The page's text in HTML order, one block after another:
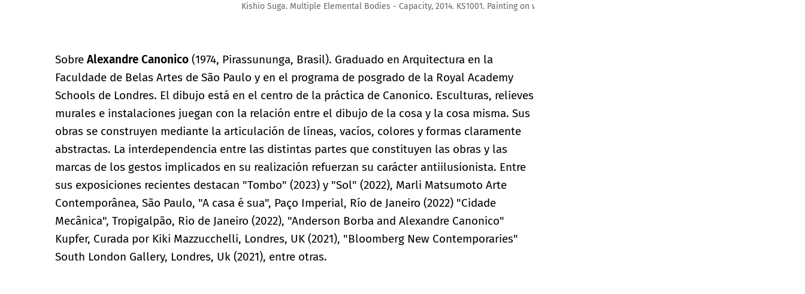
Kishio Suga. Multiple Elemental Bodies - Capacity, 2014. KS1001. Painting on wood. 58.4 x 78.7 x 9.5 cm.
Sobre Alexandre Canonico (1974, Pirassununga, Brasil). Graduado en Arquitectura en la
Faculdade de Belas Artes de São Paulo y en el programa de posgrado de la Royal Academy
Schools de Londres. El dibujo está en el centro de la práctica de Canonico. Esculturas, relieves
murales e instalaciones juegan con la relación entre el dibujo de la cosa y la cosa misma. Sus
obras se construyen mediante la articulación de líneas, vacíos, colores y formas claramente
abstractas. La interdependencia entre las distintas partes que constituyen las obras y las
marcas de los gestos implicados en su realización refuerzan su carácter antiilusionista. Entre
sus exposiciones recientes destacan "Tombo" (2023) y "Sol" (2022), Marli Matsumoto Arte
Contemporânea, São Paulo, "A casa é sua", Paço Imperial, Río de Janeiro (2022) "Cidade
Mecânica", Tropigalpão, Rio de Janeiro (2022), "Anderson Borba and Alexandre Canonico"
Kupfer, Curada por Kiki Mazzucchelli, Londres, UK (2021), "Bloomberg New Contemporaries"
South London Gallery, Londres, Uk (2021), entre otras.